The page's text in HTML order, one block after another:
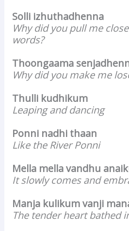
Solli izhuthadhenna
Why did you pull me
words?
Thoongaama
Why did you make me
Thulli kudhikum
Leaping and dancing
Ponni nadhi thaan
Like the River Ponni
Mella mella vandhu
It slowly comes and
Manja kulikum vanji
The tender heart bathed